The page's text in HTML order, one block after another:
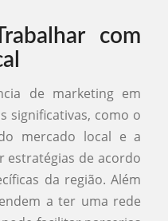
com
de marketing em
significativas, como o
mercado local e a
estratégias de acordo
da região. Além
a ter uma rede